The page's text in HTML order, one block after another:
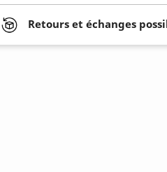
Retours et échanges